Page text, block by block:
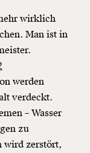
wirklich
Man ist in
werden
verdeckt.
– Wasser
zu
wird zerstört,